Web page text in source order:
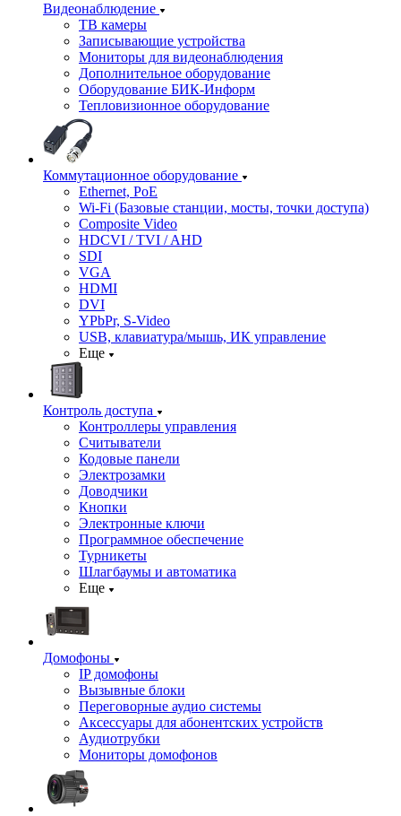
Видеонаблюдение
ТВ камеры
Записывающие устройства
Мониторы для видеонаблюдения
Дополнительное оборудование
Оборудование БИК-Информ
Тепловизионное оборудование
Коммутационное оборудование
Ethernet, PoE
Wi-Fi (Базовые станции, мосты, точки доступа)
Composite Video
HDCVI / TVI / AHD
SDI
VGA
HDMI
DVI
YPbPr, S-Video
USB, клавиатура/мышь, ИК управление
Еще
Контроль доступа
Контроллеры управления
Считыватели
Кодовые панели
Электрозамки
Доводчики
Кнопки
Электронные ключи
Программное обеспечение
Турникеты
Шлагбаумы и автоматика
Еще
Домофоны
IP домофоны
Вызывные блоки
Переговорные аудио системы
Аксессуары для абонентских устройств
Аудиотрубки
Мониторы домофонов